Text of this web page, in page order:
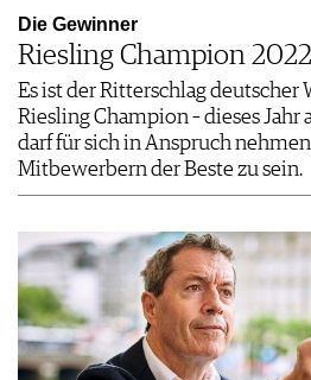
Die Gewinner
Riesling Champion 2022
Es ist der Ritterschlag deutscher
Riesling Champion – dieses Jahr
darf für sich in Anspruch
Mitbewerbern der Beste zu sein.